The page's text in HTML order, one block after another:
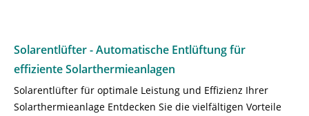
Solarentlüfter - Automatische Entlüftung für
effiziente Solarthermieanlagen
Solarentlüfter für optimale Leistung und Effizienz Ihrer
Solarthermieanlage Entdecken Sie die vielfältigen Vorteile